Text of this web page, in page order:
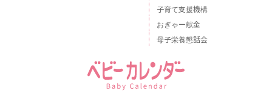
子育て支援機構
おぎゃー献金
母子栄養懇話会